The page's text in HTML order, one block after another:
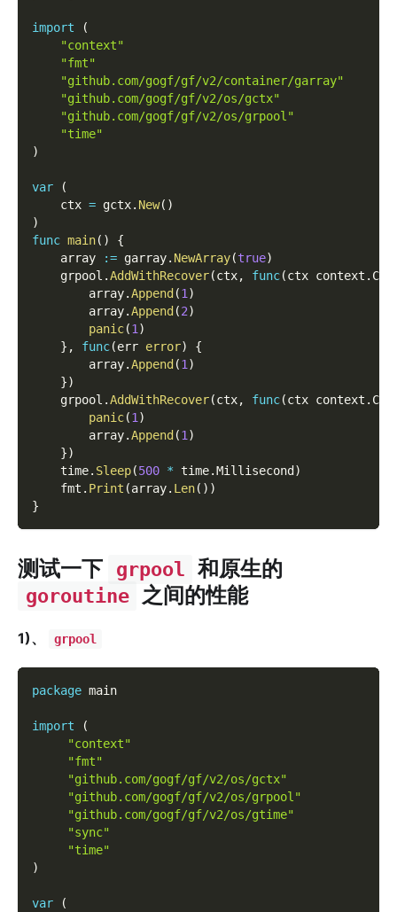
import
(
"context"
"fmt"
"github.com/gogf/gf/v2/container/garray"
"github.com/gogf/gf/v2/os/gctx"
"github.com/gogf/gf/v2/os/grpool"
"time"
)
var
(
    ctx
= gctx. New( )
)
func main( )
{
    array
:= garray. NewArray(true)
    grpool
.AddWithRecover(ctx, func(ctx context .
        array
.Append(1 )
        array
.Append(2)
panic(1 )
} , func(err error)
{
        array
.Append(1 )
})
    grpool
.AddWithRecover(ctx, func(ctx context .
panic(1 )
        array
.Append(1 )
})
    time
. Sleep(500 * time.Millisecond)
    fmt
. Print (array. Len( ) )
}
测试一下 grpool 和原生的
goroutine 之间的性能
1)、 grpool
package main
import
(
"context"
"fmt"
"github.com/gogf/gf/v2/os/gctx"
"github.com/gogf/gf/v2/os/grpool"
"github.com/gogf/gf/v2/os/gtime"
"sync"
"time"
)
var
(